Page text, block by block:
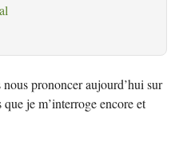
nous prononcer aujourd’hui sur
je m’interroge encore et